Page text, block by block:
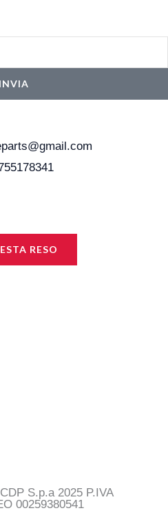
INVIA
RESO
S.p.a 2025 P.IVA
00259380541